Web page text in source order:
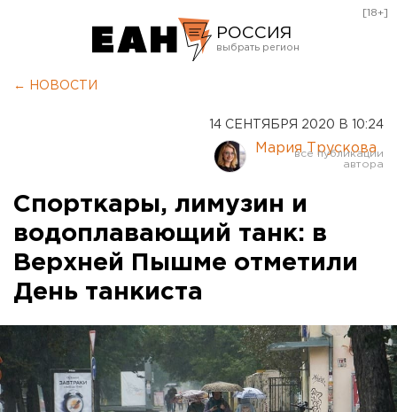
РОССИЯ
Курган
Оренбург
[18+]
← НОВОСТИ
14 СЕНТЯБРЯ 2020 В 10:24
Мария Трускова
Спорткары, лимузин и
водоплавающий танк: в
Верхней Пышме отметили
День танкиста